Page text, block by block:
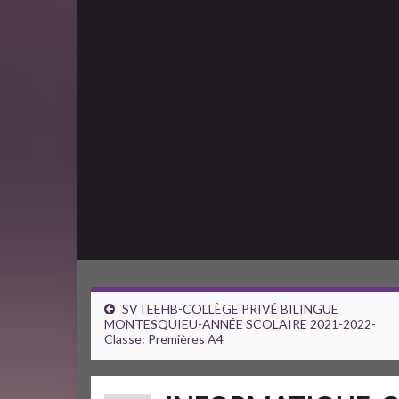
SVTEEHB-COLLÈGE PRIVÉ BILINGUE
MONTESQUIEU-ANNÉE SCOLAIRE 2021-2022-
Classe: Premières A4